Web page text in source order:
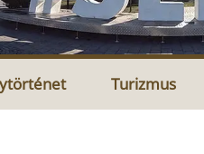
Turizmus